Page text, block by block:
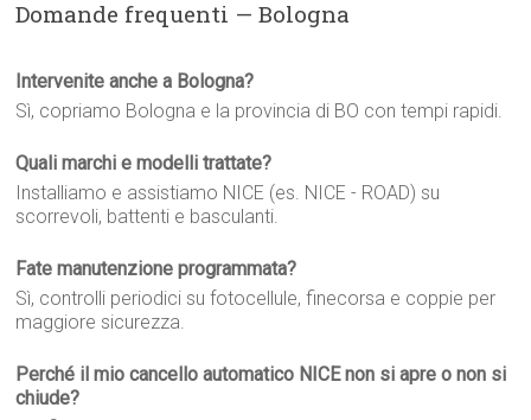
Domande frequenti — Bologna
Intervenite anche a Bologna?
Sì, copriamo Bologna e la provincia di BO con tempi rapidi.
Quali marchi e modelli trattate?
Installiamo e assistiamo NICE (es. NICE - ROAD) su
scorrevoli, battenti e basculanti.
Fate manutenzione programmata?
Sì, controlli periodici su fotocellule, finecorsa e coppie per
maggiore sicurezza.
Perché il mio cancello automatico NICE non si apre o non si
chiude?